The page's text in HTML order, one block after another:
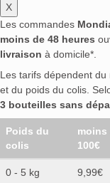
X
Les commandes
moins de 48 heures
livraison à domicile*.
Les tarifs dépendent
et du poids du colis.
3 bouteilles sans
Poids du
colis
moins
100€
0 - 5 kg 9,99€